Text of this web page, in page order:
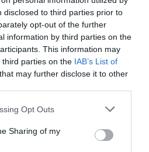
disclosed to third parties prior to
opt-out of the further
information by third parties on the
This information may
parties on the IAB’s List of
that may further disclose it to other
Opt Outs
Sharing of my
UN DON
lecteurs !
participezà son
!
SOUTENIR